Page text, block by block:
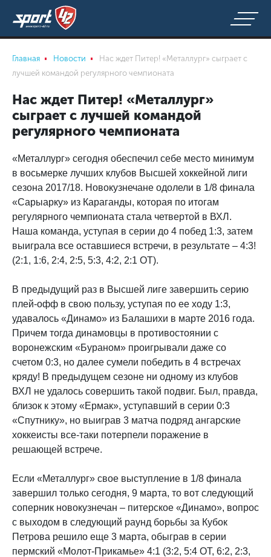
Главная Новости
Нас ждет Питер! «Металлург» сыграет с
лучшей командой регулярного чемпионата
Нас ждет Питер! «Металлург»
сыграет с лучшей командой
регулярного чемпионата
«Металлург» сегодня обеспечил себе место минимум
в восьмерке лучших клубов Высшей хоккейной лиги
сезона 2017/18. Новокузнечане одолели в 1/8 финала
«Сарыарку» из Караганды, которая по итогам
регулярного чемпионата стала четвертой в ВХЛ.
Наша команда, уступая в серии до 4 побед 1:3, затем
выиграла все оставшиеся встречи, в результате – 4:3!
(2:1, 1:6, 2:4, 2:5, 5:3, 4:2, 2:1 ОТ).
В предыдущий раз в Высшей лиге завершить серию
плей-офф в свою пользу, уступая по ее ходу 1:3,
удавалось «Динамо» из Балашихи в марте 2016 года.
Причем тогда динамовцы в противостоянии с
воронежским «Бураном» проигрывали даже со
счетом 0:3, но далее сумели победить в 4 встречах
кряду! В предыдущем сезоне ни одному из клубов
ВХЛ не удалось совершить такой подвиг. Был, правда,
близок к этому «Ермак», уступавший в серии 0:3
«Спутнику», но выиграв 3 матча подряд ангарские
хоккеисты все-таки потерпели поражение в
решающей встрече.
Если «Металлург» свое выступление в 1/8 финала
завершил только сегодня, 9 марта, то вот следующий
соперник новокузнечан – питерское «Динамо», вопрос
с выходом в следующий раунд борьбы за Кубок
Петрова решило еще 3 марта, обыграв в серии
пермский «Молот-Прикамье» 4:1 (3:2, 5:4 ОТ, 6:2, 2:3,